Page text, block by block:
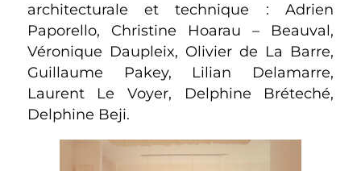
architecturale et technique : Adrien
Paporello, Christine Hoarau – Beauval,
Véronique Daupleix, Olivier de La Barre,
Guillaume Pakey, Lilian Delamarre,
Laurent Le Voyer, Delphine Bréteché,
Delphine Beji.